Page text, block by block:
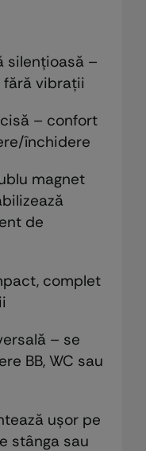
silențioasă –
vibrații
– confort
închidere
magnet
de
complet
– se
BB, WC sau
ușor pe
stânga sau